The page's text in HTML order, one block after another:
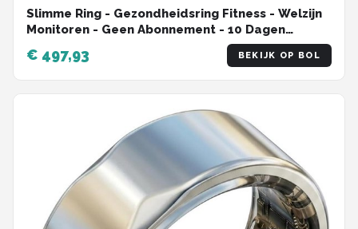
Slimme Ring - Gezondheidsring Fitness - Welzijn
Monitoren - Geen Abonnement - 10 Dagen
€ 497,93 BEKIJK OP BOL